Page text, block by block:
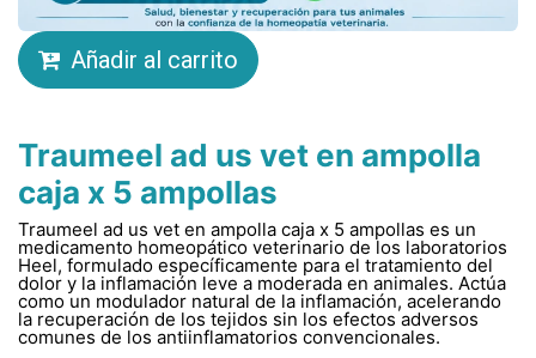
Añadir al carrito
Traumeel ad us vet en ampolla
caja x 5 ampollas
Traumeel ad us vet en ampolla caja x 5 ampollas es un
medicamento homeopático veterinario de los laboratorios
Heel, formulado específicamente para el tratamiento del
dolor y la inflamación leve a moderada en animales. Actúa
como un modulador natural de la inflamación, acelerando
la recuperación de los tejidos sin los efectos adversos
comunes de los antiinflamatorios convencionales.